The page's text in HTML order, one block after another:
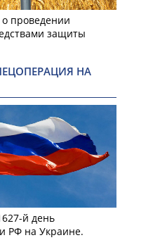
проведении
защиты
НА
й день
РФ на Украине.